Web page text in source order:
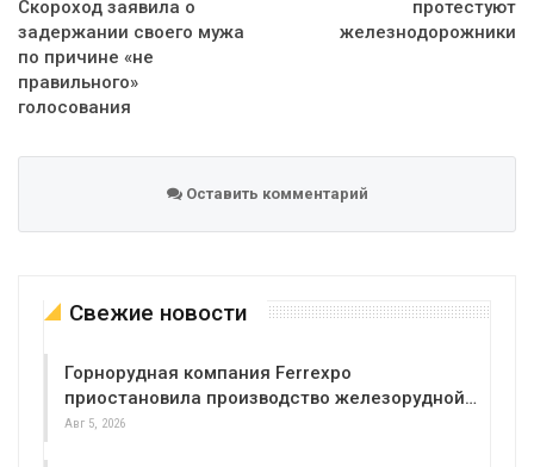
Скороход заявила о
задержании своего мужа
по причине «не
правильного»
голосования
протестуют
железнодорожники
Оставить комментарий
Свежие новости
Горнорудная компания Ferrexpo
приостановила производство железорудной…
Авг 5, 2026